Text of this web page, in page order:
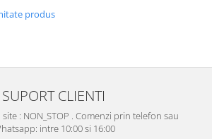
produs
SUPORT CLIENTI
: NON_STOP . Comenzi prin telefon sau
intre 10:00 si 16:00